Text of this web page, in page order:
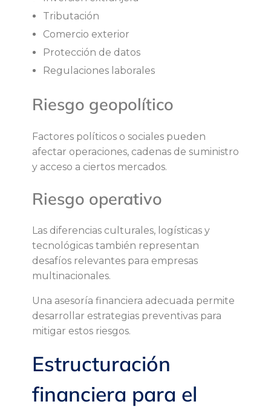
Tributación
Comercio exterior
Protección de datos
Regulaciones laborales
Riesgo geopolítico
Factores políticos o sociales pueden
afectar operaciones, cadenas de suministro
y acceso a ciertos mercados.
Riesgo operativo
Las diferencias culturales, logísticas y
tecnológicas también representan
desafíos relevantes para empresas
multinacionales.
Una asesoría financiera adecuada permite
desarrollar estrategias preventivas para
mitigar estos riesgos.
Estructuración
financiera para el